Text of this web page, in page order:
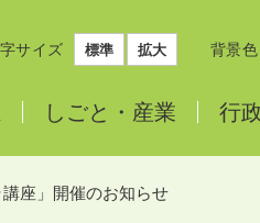
サイズ 標準 拡大 背景色
しごと・ 産業 行
講座」開催のお知らせ